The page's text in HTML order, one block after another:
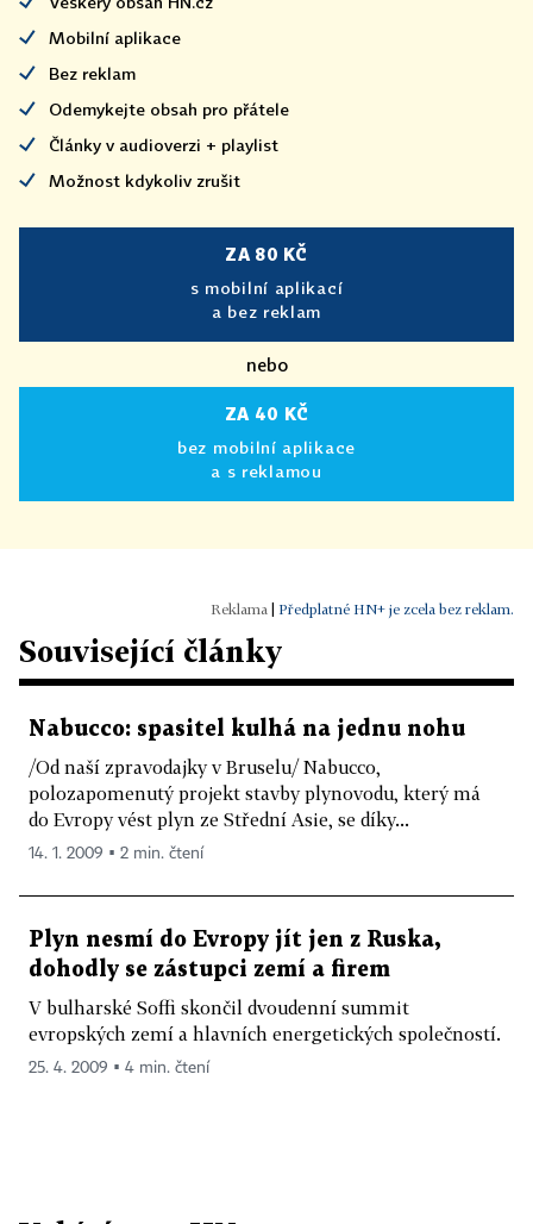
Mobilní aplikace
Bez reklam
Odemykejte obsah pro přátele
Články v audioverzi + playlist
Možnost kdykoliv zrušit
ZA 80 KČ
s mobilní aplikací
a bez reklam
nebo
ZA 40 KČ
bez mobilní aplikace
a s reklamou
Předplatné HN+ je zcela bez reklam.
Související články
Nabucco: spasitel kulhá na jednu nohu
/Od naší zpravodajky v Bruselu/ Nabucco,
polozapomenutý projekt stavby plynovodu, který má
do Evropy vést plyn ze Střední Asie, se díky...
14. 1. 2009 ▪ 2 min. čtení
Plyn nesmí do Evropy jít jen z Ruska,
dohodly se zástupci zemí a firem
V bulharské Soffi skončil dvoudenní summit
evropských zemí a hlavních energetických společností.
25. 4. 2009 ▪ 4 min. čtení